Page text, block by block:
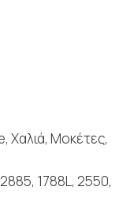
Χαλιά, Μοκέτες,
1788L, 2550,